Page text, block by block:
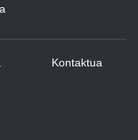
Kontaktua